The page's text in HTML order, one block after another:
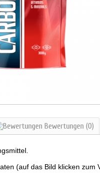
Bewertungen (0)
(auf das Bild klicken zum